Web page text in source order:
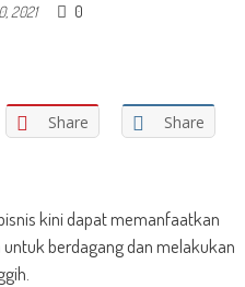
2021 0
Share Share
kini dapat memanfaatkan
berdagang dan melakukan